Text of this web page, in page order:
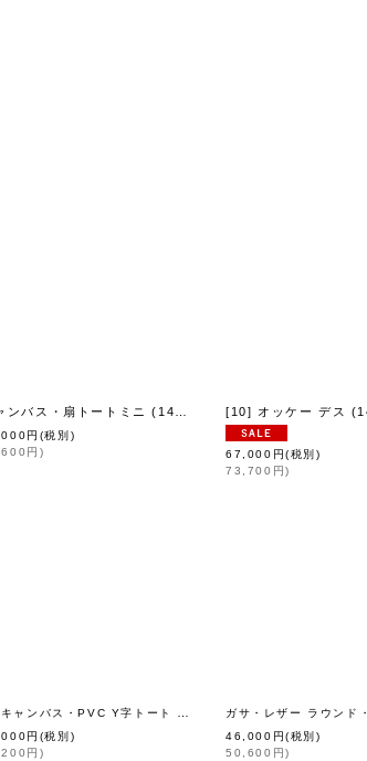
]
[ eb.a.gos]
円 (税別)
円 ) 67,000 円(税別)
73,700 円)
champion] eb.a.gos]
円 (税別)
円 )
46,000 円(税別)
50,600 円)